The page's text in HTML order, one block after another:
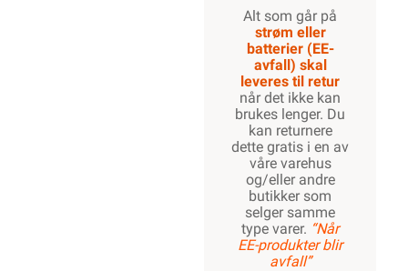
Alt som går på
strøm eller
batterier (EE-
avfall) skal
leveres til retur
når det ikke kan
brukes lenger. Du
kan returnere
dette gratis i en av
våre varehus
og/eller andre
butikker som
selger samme
type varer. “Når
EE-produkter blir
avfall”